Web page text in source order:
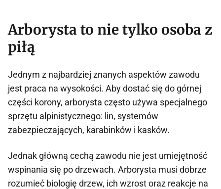
Arborysta to nie tylko osoba z
piłą
Jednym z najbardziej znanych aspektów zawodu
jest praca na wysokości. Aby dostać się do górnej
części korony, arborysta często używa specjalnego
sprzętu alpinistycznego: lin, systemów
zabezpieczających, karabinków i kasków.
Jednak główną cechą zawodu nie jest umiejętność
wspinania się po drzewach. Arborysta musi dobrze
rozumieć biologię drzew, ich wzrost oraz reakcje na